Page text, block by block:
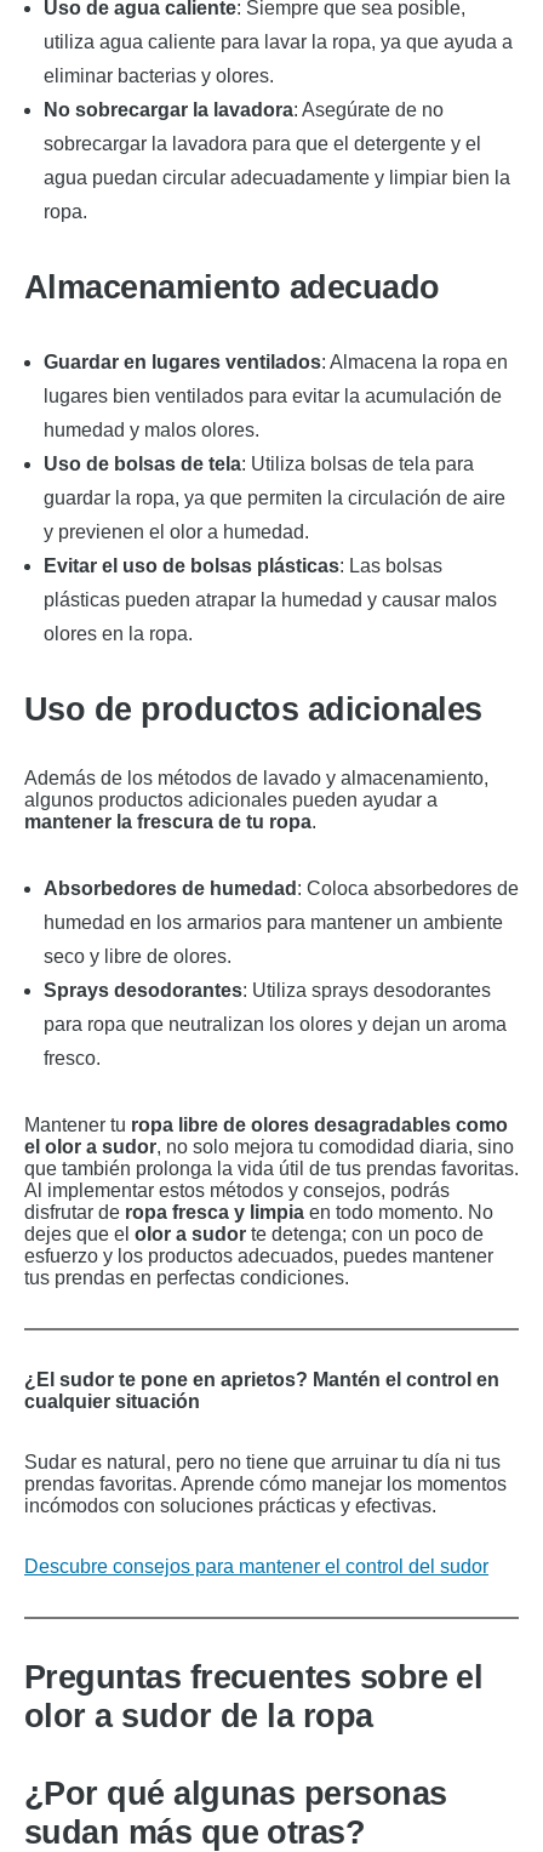
Uso de agua caliente: Siempre que sea posible,
utiliza agua caliente para lavar la ropa, ya que ayuda a
eliminar bacterias y olores.
No sobrecargar la lavadora: Asegúrate de no
sobrecargar la lavadora para que el detergente y el
agua puedan circular adecuadamente y limpiar bien la
ropa.
Almacenamiento adecuado
Guardar en lugares ventilados: Almacena la ropa en
lugares bien ventilados para evitar la acumulación de
humedad y malos olores.
Uso de bolsas de tela: Utiliza bolsas de tela para
guardar la ropa, ya que permiten la circulación de aire
y previenen el olor a humedad.
Evitar el uso de bolsas plásticas: Las bolsas
plásticas pueden atrapar la humedad y causar malos
olores en la ropa.
Uso de productos adicionales
Además de los métodos de lavado y almacenamiento,
algunos productos adicionales pueden ayudar a
mantener la frescura de tu ropa.
Absorbedores de humedad : Coloca absorbedores de
humedad en los armarios para mantener un ambiente
seco y libre de olores.
Sprays desodorantes: Utiliza sprays desodorantes
para ropa que neutralizan los olores y dejan un aroma
fresco.
Mantener tu ropa libre de olores desagradables como
el olor a sudor, no solo mejora tu comodidad diaria, sino
que también prolonga la vida útil de tus prendas favoritas.
Al implementar estos métodos y consejos, podrás
disfrutar de ropa fresca y limpia en todo momento. No
dejes que el olor a sudor te detenga; con un poco de
esfuerzo y los productos adecuados, puedes mantener
tus prendas en perfectas condiciones.
¿El sudor te pone en aprietos? Mantén el control en
cualquier situación
Sudar es natural, pero no tiene que arruinar tu día ni tus
prendas favoritas. Aprende cómo manejar los momentos
incómodos con soluciones prácticas y efectivas.
Descubre consejos para mantener el control del sudor
Preguntas frecuentes sobre el
olor a sudor de la ropa
¿Por qué algunas personas
sudan más que otras?